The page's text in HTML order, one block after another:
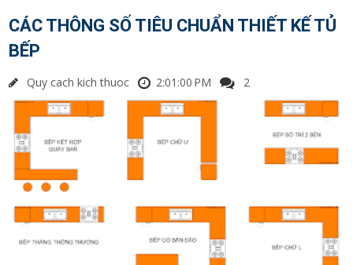
CÁC THÔNG SỐ TIÊU CHUẨN THIẾT KẾ TỦ
BẾP
Quy cach kich thuoc 2:01:00 PM 2